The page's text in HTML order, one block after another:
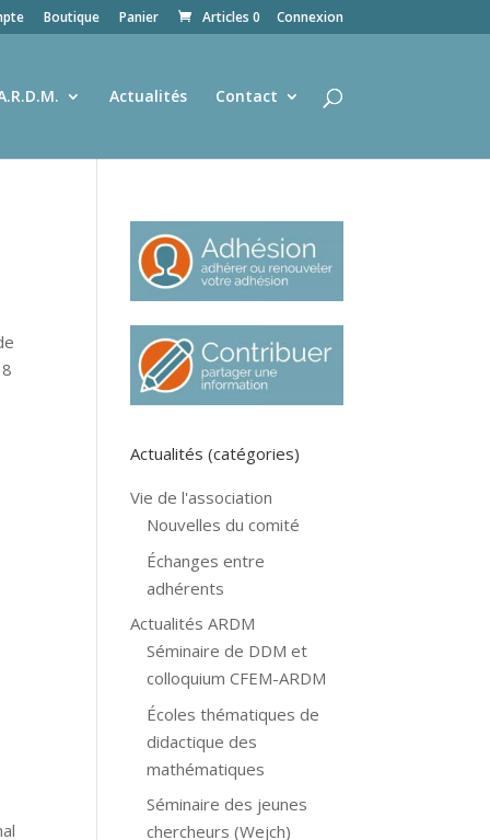
Connexion
Boutique Panier Articles 0
Actualités Contact
Actualités (catégories)
Vie de l'association
Nouvelles du comité
Échanges entre
adhérents
Actualités ARDM
Séminaire de DDM et
colloquium CFEM-ARDM
Écoles thématiques de
didactique des
mathématiques
Séminaire des jeunes
chercheurs (Wejch)